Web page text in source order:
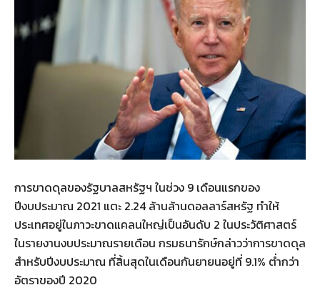
​​การขาดดุลของรัฐบาลสหรัฐฯ ในช่วง 9 เดือนแรกของ
ปีงบประมาณ 2021 แตะ 2.24 ล้านล้านดอลลาร์สหรัฐ ทำให้
ประเทศอยู่ในภาวะขาดแคลนใหญ่เป็นอันดับ 2 ในประวัติศาสตร์
ในรายงานงบประมาณรายเดือน กรมธนารักษ์กล่าวว่าการขาดดุล
สำหรับปีงบประมาณ ที่สิ้นสุดในเดือนกันยายนอยู่ที่ 9.1% ต่ำกว่า
อัตราของปี 2020